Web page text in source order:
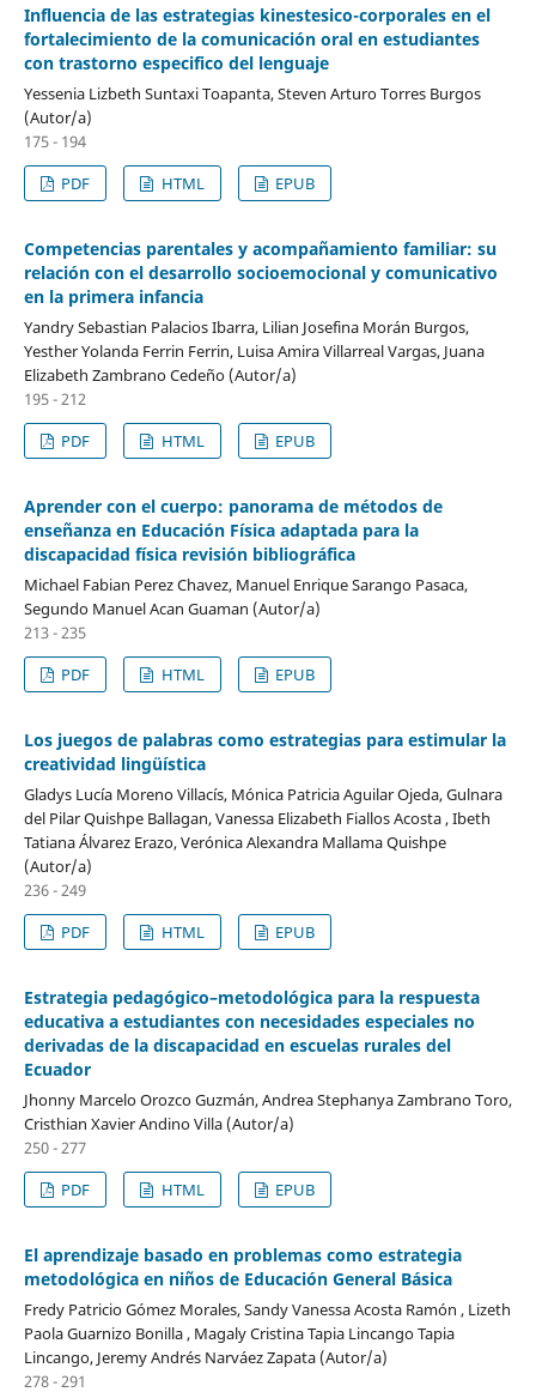
Influencia de las estrategias kinestesico-corporales en el
fortalecimiento de la comunicación oral en estudiantes
con trastorno especifico del lenguaje
Yessenia Lizbeth Suntaxi Toapanta, Steven Arturo Torres Burgos
(Autor/a)
175 - 194
PDF
HTML EPUB
Competencias parentales y acompañamiento familiar: su
relación con el desarrollo socioemocional y comunicativo
en la primera infancia
Yandry Sebastian Palacios Ibarra, Lilian Josefina Morán Burgos,
Yesther Yolanda Ferrin Ferrin, Luisa Amira Villarreal Vargas, Juana
Elizabeth Zambrano Cedeño (Autor/a)
195 - 212
PDF
HTML EPUB
Aprender con el cuerpo: panorama de métodos de
enseñanza en Educación Física adaptada para la
discapacidad física revisión bibliográfica
Michael Fabian Perez Chavez, Manuel Enrique Sarango Pasaca,
Segundo Manuel Acan Guaman (Autor/a)
213 - 235
PDF
HTML EPUB
Los juegos de palabras como estrategias para estimular la
creatividad lingüística
Gladys Lucía Moreno Villacís, Mónica Patricia Aguilar Ojeda, Gulnara
del Pilar Quishpe Ballagan, Vanessa Elizabeth Fiallos Acosta , Ibeth
Tatiana Álvarez Erazo, Verónica Alexandra Mallama Quishpe
(Autor/a)
236 - 249
PDF
HTML EPUB
Estrategia pedagógico–metodológica para la respuesta
educativa a estudiantes con necesidades especiales no
derivadas de la discapacidad en escuelas rurales del
Ecuador
Jhonny Marcelo Orozco Guzmán, Andrea Stephanya Zambrano Toro,
Cristhian Xavier Andino Villa (Autor/a)
250 - 277
PDF
HTML EPUB
El aprendizaje basado en problemas como estrategia
metodológica en niños de Educación General Básica
Fredy Patricio Gómez Morales, Sandy Vanessa Acosta Ramón , Lizeth
Paola Guarnizo Bonilla , Magaly Cristina Tapia Lincango Tapia
Lincango, Jeremy Andrés Narváez Zapata (Autor/a)
278 - 291